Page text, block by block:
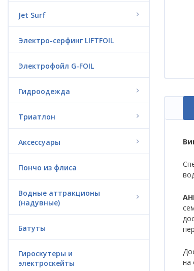
Jet Surf
Электро-серфинг LIFTFOIL
Электрофойл G-FOIL
Гидроодежда
Триатлон
Аксессуары
Пончо из флиса
Водные аттракционы
(надувные)
Батуты
Гироскутеры и
электроскейты
на